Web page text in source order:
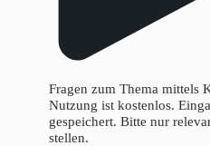
Fragen zum Thema mittels
Nutzung ist kostenlos.
gespeichert. Bitte nur
stellen.